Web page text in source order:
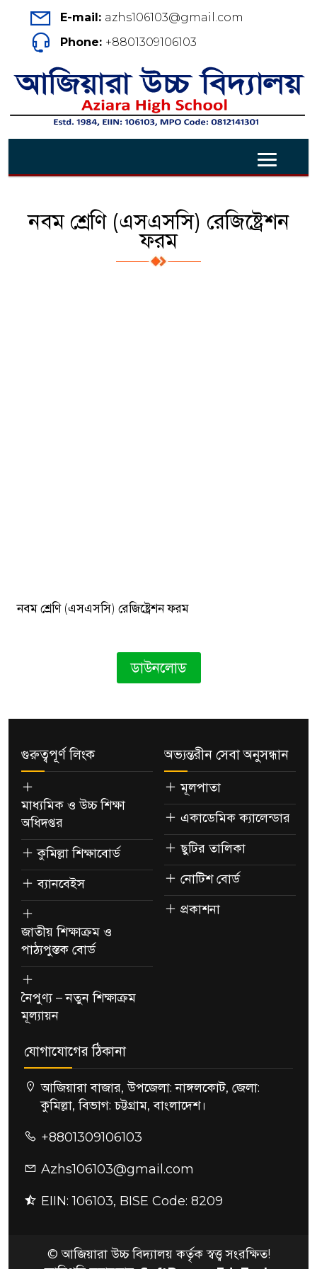
E-mail: azhs106103@gmail.com
Phone: +8801309106103
নবম শ্রেণি (এসএসসি) রেজিষ্ট্রেশন
ফরম
নবম শ্রেণি (এসএসসি) রেজিষ্ট্রেশন ফরম
ডাউনলোড
গুরুত্বপূর্ণ লিংক
মাধ্যমিক ও উচ্চ শিক্ষা
অধিদপ্তর
কুমিল্লা শিক্ষাবোর্ড
ব্যানবেইস
জাতীয় শিক্ষাক্রম ও
পাঠ্যপুস্তক বোর্ড
নৈপুণ্য – নতুন শিক্ষাক্রম
মূল্যায়ন
অভ্যন্তরীন সেবা অনুসন্ধান
মূলপাতা
একাডেমিক ক্যালেন্ডার
ছুটির তালিকা
নোটিশ বোর্ড
প্রকাশনা
যোগাযোগের ঠিকানা
আজিয়ারা বাজার, উপজেলা: নাঙ্গলকোট, জেলা:
কুমিল্লা, বিভাগ: চট্টগ্রাম, বাংলাদেশ।
+8801309106103
Azhs106103@gmail.com
EIIN: 106103, BISE Code: 8209
© আজিয়ারা উচ্চ বিদ্যালয় কর্তৃক স্বত্ত্ব সংরক্ষিত!